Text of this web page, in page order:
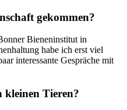
gekommen?
Bieneninstitut in
habe ich erst viel
interessante Gespräche mit
kleinen Tieren?